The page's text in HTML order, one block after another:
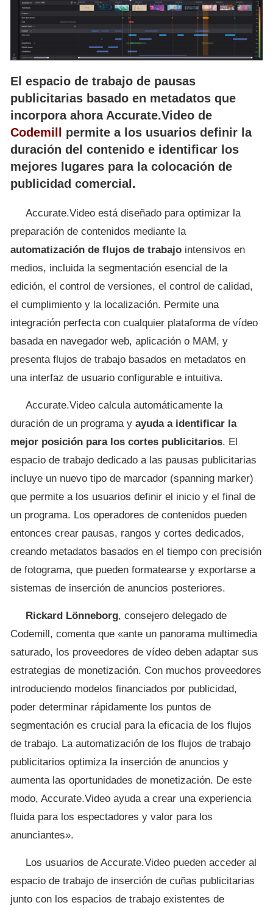
El espacio de trabajo de pausas
publicitarias basado en metadatos que
incorpora ahora Accurate.Video de
Codemill
permite a los usuarios definir la
duración del contenido e identificar los
mejores lugares para la colocación de
publicidad comercial.
Accurate.Video está diseñado para optimizar la
preparación de contenidos mediante la
automatización de flujos de trabajo intensivos en
medios, incluida la segmentación esencial de la
edición, el control de versiones, el control de calidad,
el cumplimiento y la localización. Permite una
integración perfecta con cualquier plataforma de vídeo
basada en navegador web, aplicación o MAM, y
presenta flujos de trabajo basados en metadatos en
una interfaz de usuario configurable e intuitiva.
Accurate.Video calcula automáticamente la
duración de un programa y ayuda a identificar la
mejor posición para los cortes publicitarios. El
espacio de trabajo dedicado a las pausas publicitarias
incluye un nuevo tipo de marcador (spanning marker)
que permite a los usuarios definir el inicio y el final de
un programa. Los operadores de contenidos pueden
entonces crear pausas, rangos y cortes dedicados,
creando metadatos basados en el tiempo con precisión
de fotograma, que pueden formatearse y exportarse a
sistemas de inserción de anuncios posteriores.
Rickard Lönneborg, consejero delegado de
Codemill, comenta que «ante un panorama multimedia
saturado, los proveedores de vídeo deben adaptar sus
estrategias de monetización. Con muchos proveedores
introduciendo modelos financiados por publicidad,
poder determinar rápidamente los puntos de
segmentación es crucial para la eficacia de los flujos
de trabajo. La automatización de los flujos de trabajo
publicitarios optimiza la inserción de anuncios y
aumenta las oportunidades de monetización. De este
modo, Accurate.Video ayuda a crear una experiencia
fluida para los espectadores y valor para los
anunciantes».
Los usuarios de Accurate.Video pueden acceder al
espacio de trabajo de inserción de cuñas publicitarias
junto con los espacios de trabajo existentes de